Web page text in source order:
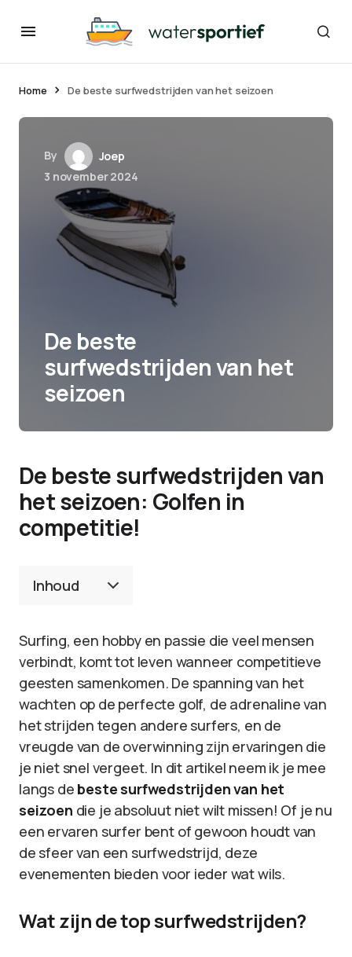
Home De beste surfwedstrijden van het seizoen
By
Joep
3 november 2024
De beste
surfwedstrijden van het
seizoen
De beste surfwedstrijden van
het seizoen: Golfen in
competitie!
Inhoud
Surfing, een hobby en passie die veel mensen
verbindt, komt tot leven wanneer competitieve
geesten samenkomen. De spanning van het
wachten op de perfecte golf, de adrenaline van
het strijden tegen andere surfers, en de
vreugde van de overwinning zijn ervaringen die
je niet snel vergeet. In dit artikel neem ik je mee
langs de beste surfwedstrijden van het
seizoen die je absoluut niet wilt missen! Of je nu
een ervaren surfer bent of gewoon houdt van
de sfeer van een surfwedstrijd, deze
evenementen bieden voor ieder wat wils.
Wat zijn de top surfwedstrijden?